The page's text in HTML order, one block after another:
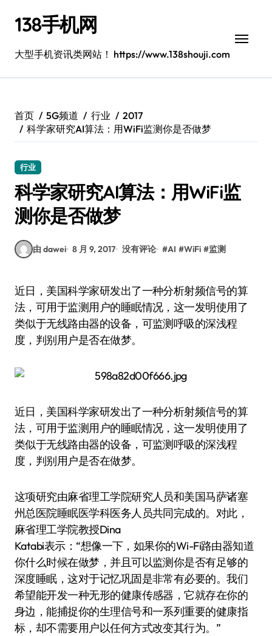
138手机网
大型手机资讯类网站！ https://www.138shouji.com
首页 5G频道 行业
2017
科学家研究AI算法：用WiFi监测你是否做梦
行业
科学家研究AI算法：用WiFi监
测你是否做梦
由 dawei 8 月 9, 2017 没有评论 #AI #WiFi #监测
近日，美国科学家研发出了一种分析射频信号的算
法，可用于监测用户的睡眠情况，这一发明使用了
类似于无线路由器的设备，可监测呼吸的深浅程
度，判别用户是否在做梦。
近日，美国科学家研发出了一种分析射频信号的算
法，可用于监测用户的睡眠情况，这一发明使用了
类似于无线路由器的设备，可监测呼吸的深浅程
度，判别用户是否在做梦。
这项研究由麻省理工学院研究人员和美国马萨诸塞
州总医院睡眠医学科医务人员共同完成的。对此，
麻省理工学院教授Dina
Katabi表示：“想像一下，如果你的Wi-Fi路由器知道
你什么时候在做梦，并且可以监测你是否有足够的
深度睡眠，这对于记忆巩固是非常有必要的。我们
希望能开发一种无形的健康传感器，它就存在你的
身边，能捕捉你的生理信号和一系列重要的健康指
标，却不需要用户以任何方式改变其行为。”